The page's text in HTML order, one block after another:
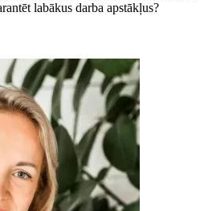
labākus darba apstākļus?